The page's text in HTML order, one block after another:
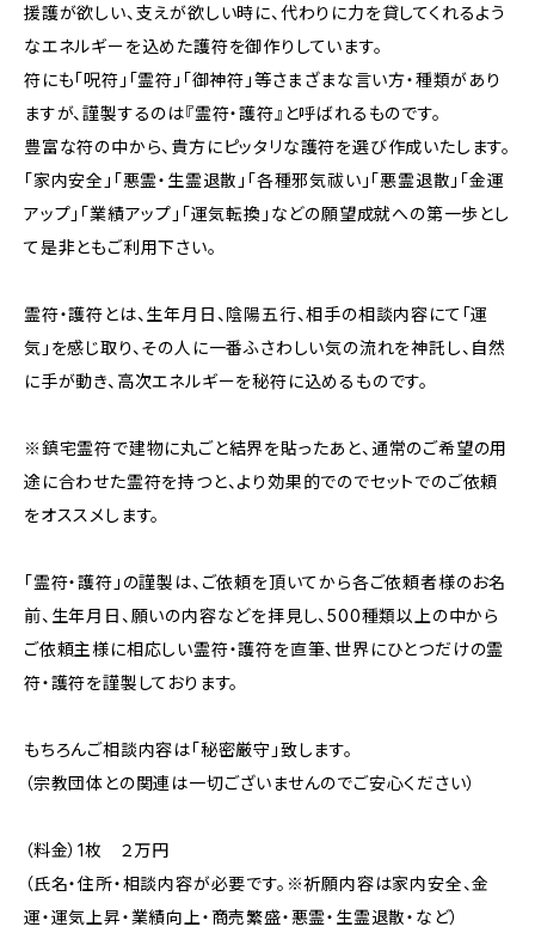
援護が欲しい、支えが欲しい時に、代わりに力を貸してくれるよう
なエネルギーを込めた護符を御作りしています。
符にも「呪符」「霊符」「御神符」等さまざまな言い方・種類があり
ますが、謹製するのは『霊符・護符』と呼ばれるものです。
豊富な符の中から、貴方にピッタリな護符を選び作成いたします。
「家内安全」「悪霊・生霊退散」「各種邪気祓い」「悪霊退散」「金運
アップ」「業績アップ」「運気転換」などの願望成就への第一歩とし
て是非ともご利用下さい。
霊符・護符とは、生年月日、陰陽五行、相手の相談内容にて「運
気」を感じ取り、その人に一番ふさわしい気の流れを神託し、自然
に手が動き、高次エネルギーを秘符に込めるものです。
※鎮宅霊符で建物に丸ごと結界を貼ったあと、通常のご希望の用
途に合わせた霊符を持つと、より効果的でのでセットでのご依頼
をオススメします。
「霊符・護符」の謹製は、ご依頼を頂いてから各ご依頼者様のお名
前、生年月日、願いの内容などを拝見し、500種類以上の中から
ご依頼主様に相応しい霊符・護符を直筆、世界にひとつだけの霊
符・護符を謹製しております。
もちろんご相談内容は「秘密厳守」致します。
（宗教団体との関連は一切ございませんのでご安心ください）
（料金）1枚 ２万円
（氏名・住所・相談内容が必要です。※祈願内容は家内安全、金
運・運気上昇・業績向上・商売繁盛・悪霊・生霊退散・など）